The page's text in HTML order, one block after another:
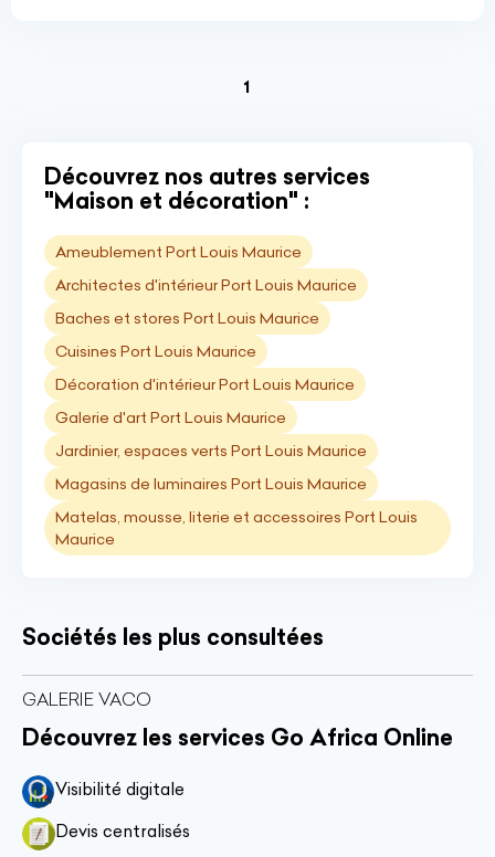
1
Découvrez nos autres services
"Maison et décoration" :
Ameublement Port Louis Maurice
Architectes d'intérieur Port Louis Maurice
Baches et stores Port Louis Maurice
Cuisines Port Louis Maurice
Décoration d'intérieur Port Louis Maurice
Galerie d'art Port Louis Maurice
Jardinier, espaces verts Port Louis Maurice
Magasins de luminaires Port Louis Maurice
Matelas, mousse, literie et accessoires Port Louis
Maurice
Sociétés les plus consultées
GALERIE VACO
Découvrez les services Go Africa Online
Visibilité digitale
Devis centralisés